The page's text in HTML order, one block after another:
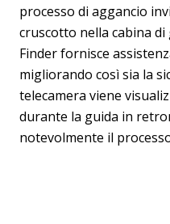
processo di aggancio
cruscotto nella cabina di
Finder fornisce
migliorando così sia la
telecamera viene
durante la guida in
notevolmente il